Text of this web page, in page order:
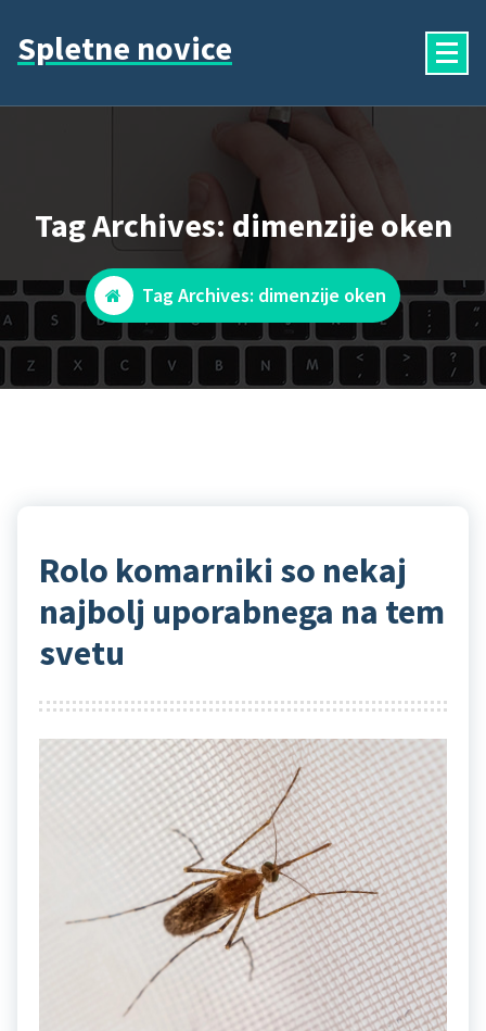
content
Spletne novice
Tag Archives: dimenzije oken
Tag Archives: dimenzije oken
Rolo komarniki so nekaj
najbolj uporabnega na tem
svetu